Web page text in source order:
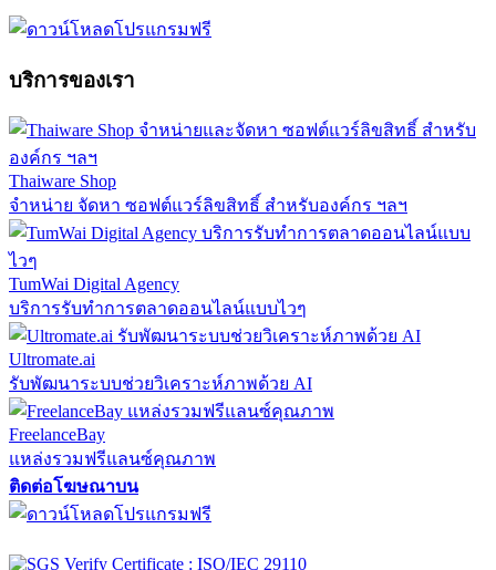
บริการของเรา
Thaiware Shop
จำหน่าย จัดหา ซอฟต์แวร์ลิขสิทธิ์ สำหรับองค์กร ฯลฯ
TumWai Digital Agency
บริการรับทำการตลาดออนไลน์แบบไวๆ
Ultromate.ai
รับพัฒนาระบบช่วยวิเคราะห์ภาพด้วย AI
FreelanceBay
แหล่งรวมฟรีแลนซ์คุณภาพ
ติดต่อโฆษณาบน